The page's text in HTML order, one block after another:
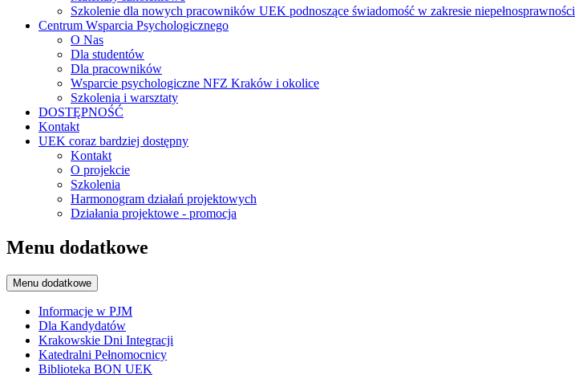
Szkolenie dla nowych pracowników UEK podnoszące świadomość w zakresie niepełnosprawności
Centrum Wsparcia Psychologicznego
O Nas
Dla studentów
Dla pracowników
Wsparcie psychologiczne NFZ Kraków i okolice
Szkolenia i warsztaty
DOSTĘPNOŚĆ
Kontakt
UEK coraz bardziej dostępny
Kontakt
O projekcie
Szkolenia
Harmonogram działań projektowych
Działania projektowe - promocja
Menu dodatkowe
Menu dodatkowe
Informacje w PJM
Dla Kandydatów
Krakowskie Dni Integracji
Katedralni Pełnomocnicy
Biblioteka BON UEK